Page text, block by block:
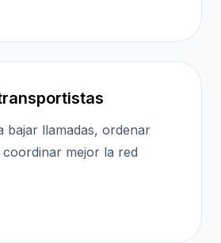
bajar llamadas, ordenar
coordinar mejor la red